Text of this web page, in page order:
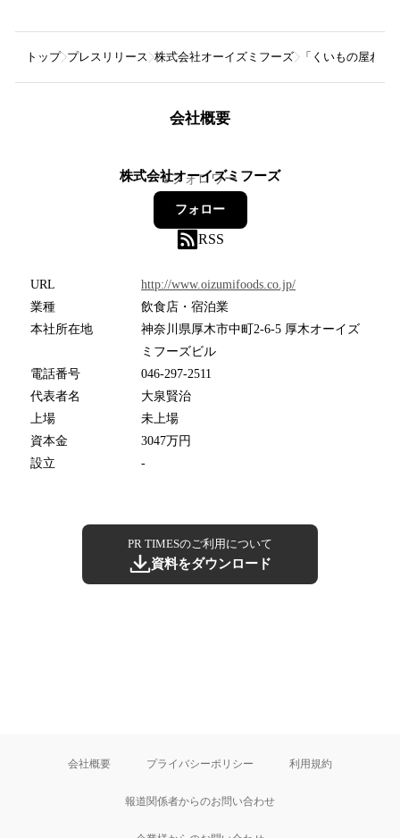
トップ プレスリリース 株式会社オーイズミフーズ 「くいもの屋わ
会社概要
株式会社オーイズミフーズ
9フォロワー
フォロー
RSS
URL
http://www.oizumifoods.co.jp/
業種
飲食店・宿泊業
本社所在地
神奈川県厚木市中町2-6-5 厚木オーイズ
ミフーズビル
電話番号
046-297-2511
代表者名
大泉賢治
上場
未上場
資本金
3047万円
設立
-
PR TIMESのご利用について
資料をダウンロード
会社概要 プライバシーポリシー 利用規約
報道関係者からのお問い合わせ